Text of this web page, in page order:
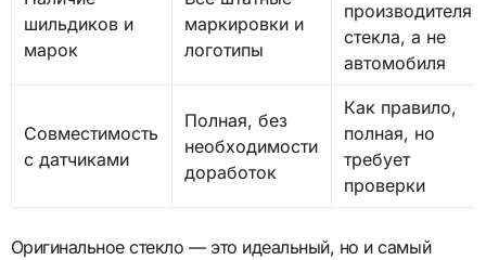
шильдиков и
марок
маркировки и
логотипы
производителя
стекла, а не
автомобиля
Совместимость
с датчиками
Полная, без
необходимости
доработок
Как правило,
полная, но
требует
проверки
Оригинальное стекло — это идеальный, но и самый